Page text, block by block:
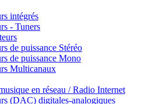
intégrés
- Tuners
de puissance Stéréo
de puissance Mono
Multicanaux
en réseau / Radio Internet
(DAC) digitales-analogiques